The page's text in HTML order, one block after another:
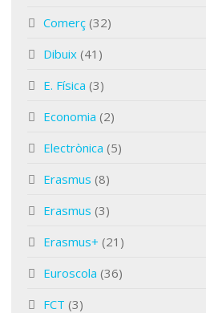
Comerç (32)
Dibuix (41)
E. Física (3)
Economia (2)
Electrònica (5)
Erasmus (8)
Erasmus (3)
Erasmus+ (21)
Euroscola (36)
FCT (3)